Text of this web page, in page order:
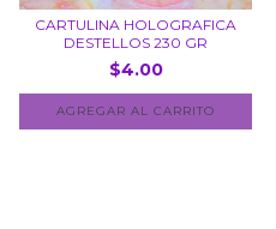
CARTULINA HOLOGRAFICA
DESTELLOS 230 GR
$4.00
AGREGAR AL CARRITO